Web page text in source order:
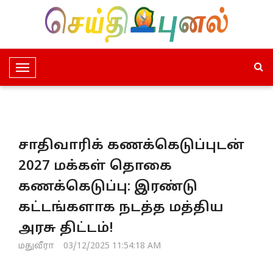
T
o
e
a
v
a
t
சாதிவாரிக் கணக்கெடுப்புடன்
2027 மக்கள் தொகை
கணக்கெடுப்பு: இரண்டு
கட்டங்களாக நடத்த மத்திய
அரசு திட்டம்!
மதுவீரா 03/12/2025 11:54:18 AM